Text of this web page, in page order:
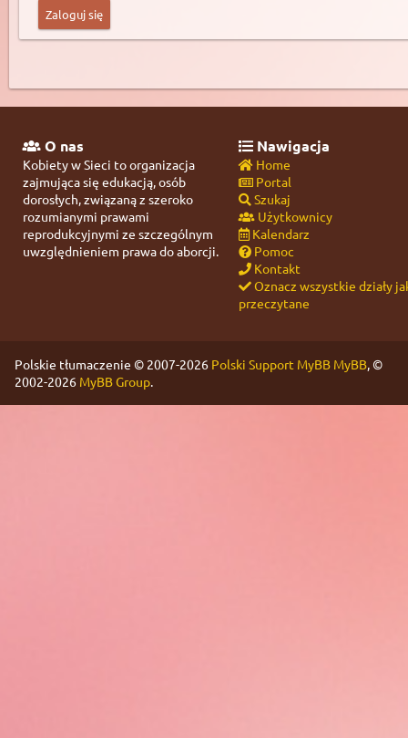
O nas
Kobiety w Sieci to organizacja
zajmująca się edukacją, osób
dorosłych, związaną z szeroko
rozumianymi prawami
reprodukcyjnymi ze szczególnym
uwzględnieniem prawa do aborcji.
Nawigacja
Home
Portal
Szukaj
Użytkownicy
Kalendarz
Pomoc
Kontakt
Oznacz wszystkie działy
przeczytane
Polskie tłumaczenie © 2007-2026 Polski Support MyBB MyBB, ©
2002-2026 MyBB Group.